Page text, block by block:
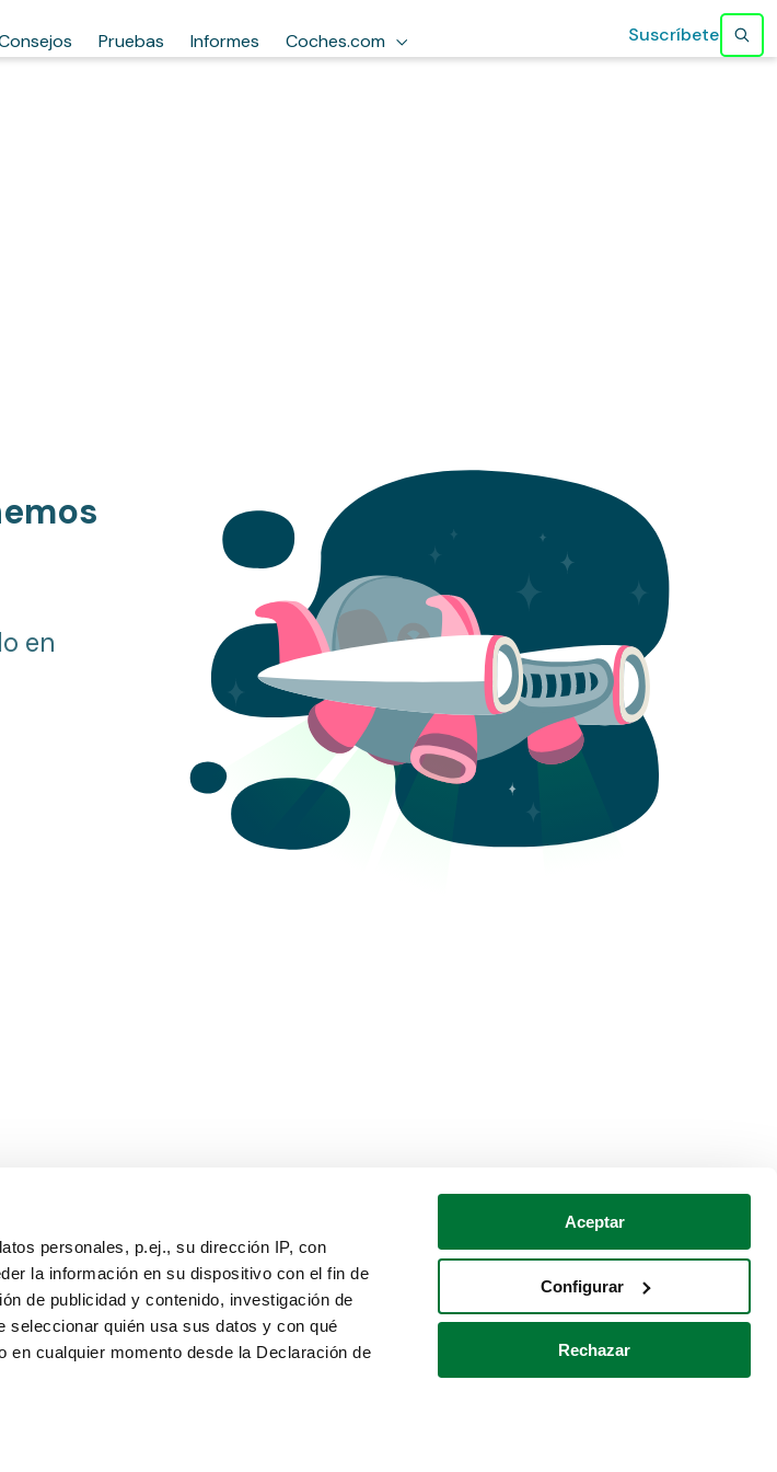
personales, p.ej., su dirección IP, con
la información en su dispositivo con el fin de
de publicidad y contenido, investigación de
seleccionar quién usa sus datos y con qué
cualquier momento desde la Declaración de
Aceptar
Configurar
Rechazar
Pruebas Informes Coches.com Suscríbete
en